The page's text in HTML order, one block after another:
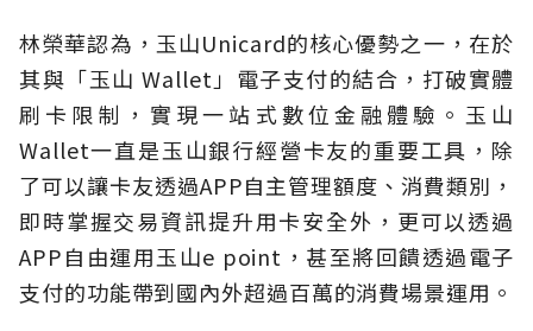
林榮華認為，玉山Unicard的核心優勢之一，在於
其與「玉山 Wallet」電子支付的結合，打破實體
刷卡限制，實現一站式數位金融體驗。玉山
Wallet一直是玉山銀行經營卡友的重要工具，除
了可以讓卡友透過APP自主管理額度、消費類別，
即時掌握交易資訊提升用卡安全外，更可以透過
APP自由運用玉山e point，甚至將回饋透過電子
支付的功能帶到國內外超過百萬的消費場景運用。